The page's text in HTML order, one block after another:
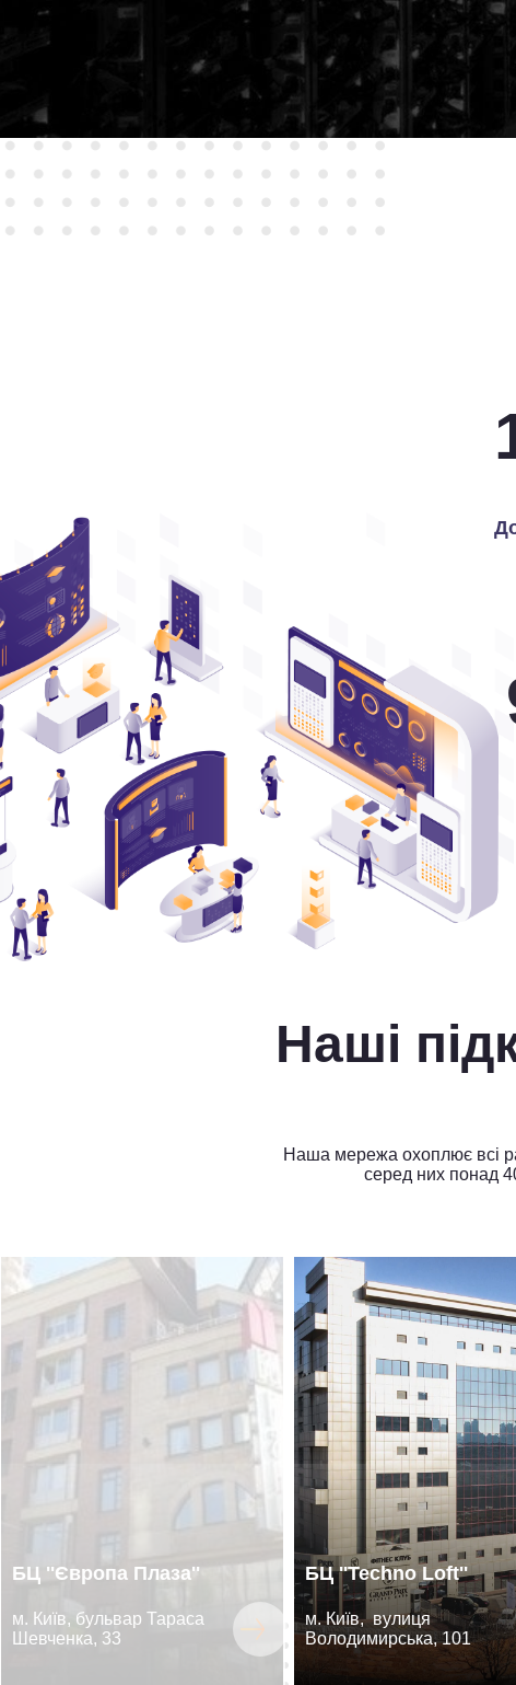
Наші
Наша мережа охоплює всі
серед них понад
БЦ ''Європа Плаза''
м. Київ, бульвар Тараса
Шевченка, 33
БЦ ''Techno Loft''
м. Київ, вулиця
Володимирська, 101